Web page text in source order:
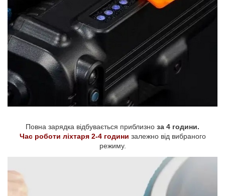
Повна зарядка відбувається приблизно за 4 години.
Час роботи ліхтаря 2-4 години залежно від вибраного
режиму.